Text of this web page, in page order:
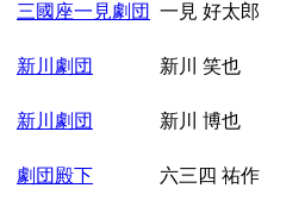
三國座一見劇団 一見 好太郎
新川劇団 新川 笑也
新川劇団 新川 博也
劇団殿下 六三四 祐作